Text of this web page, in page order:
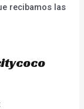
recibamos las